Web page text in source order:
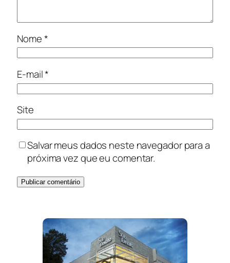
Nome*
E-mail*
Site
Salvar meus dados neste navegador para a
próxima vez que eu comentar.